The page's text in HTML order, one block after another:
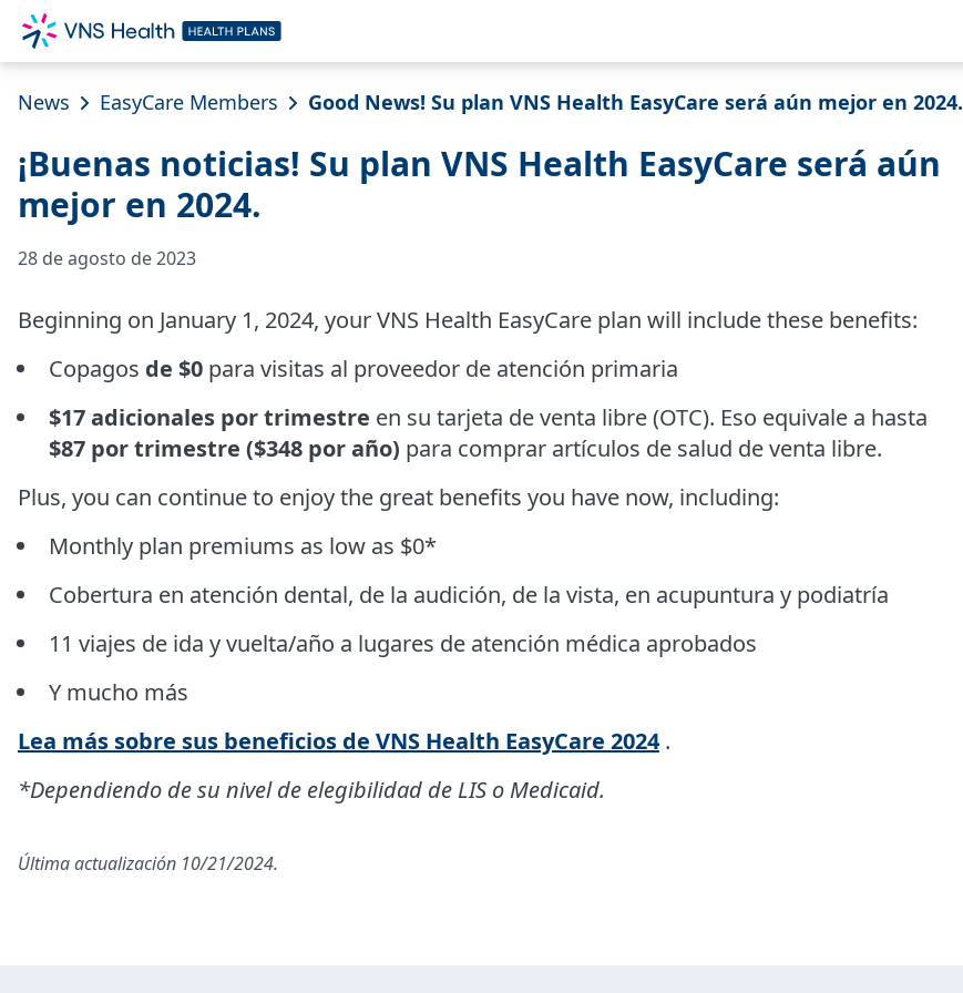
News EasyCare Members Good News! Su plan VNS Health EasyCare será aún mejor en 2024.
¡Buenas noticias! Su plan VNS Health EasyCare será aún
mejor en 2024.
28 de agosto de 2023
Beginning on January 1, 2024, your VNS Health EasyCare plan will include these benefits:
Copagos de $0 para visitas al proveedor de atención primaria
$17 adicionales por trimestre en su tarjeta de venta libre (OTC). Eso equivale a hasta
$87 por trimestre ($348 por año) para comprar artículos de salud de venta libre.
Plus, you can continue to enjoy the great benefits you have now, including:
Monthly plan premiums as low as $0*
Cobertura en atención dental, de la audición, de la vista, en acupuntura y podiatría
11 viajes de ida y vuelta/año a lugares de atención médica aprobados
Y mucho más
Lea más sobre sus beneficios de VNS Health EasyCare 2024.
*Dependiendo de su nivel de elegibilidad de LIS o Medicaid.
Última actualización 10/21/2024.